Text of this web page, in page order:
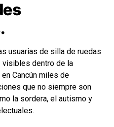
usuarias de silla de ruedas
visibles dentro de la
Cancún miles de
que no siempre son
la sordera, el autismo y